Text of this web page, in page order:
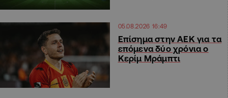
05.08.2026 16:49
Επίσημα στην ΑΕΚ για τα
επόμενα δύο χρόνια ο
Κερίμ Μράμπτι